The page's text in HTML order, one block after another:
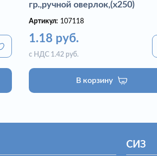
гр.,ручной оверлок,(х250)
Артикул: 107118
1.18 руб.
с НДС 1.42 руб.
В корзину
СИЗ